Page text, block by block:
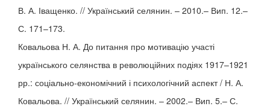
В. А. Іващенко. // Український селянин. – 2010.– Вип. 12.–
С. 171–173.
Ковальова Н. А. До питання про мотивацію участі
українського селянства в революційних подіях 1917–1921
рр.: соціально-економічний і психологічний аспект / Н. А.
Ковальова. // Український селянин. – 2002.– Вип. 5.– С.